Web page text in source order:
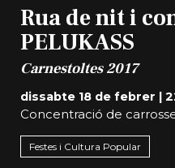
Rua de nit i
PELUKASS
Carnestoltes 2017
dissabte 18 de febrer |
Concentració de
Festes i Cultura Popular